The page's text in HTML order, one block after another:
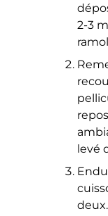
2-3
levé